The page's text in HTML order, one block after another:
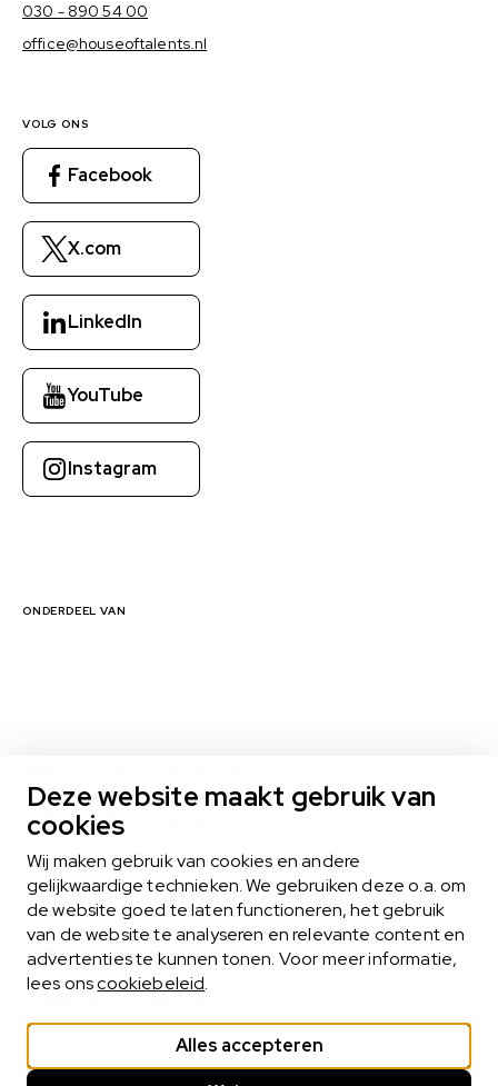
Deze website maakt gebruik van
cookies
Wij maken gebruik van cookies en andere
gelijkwaardige technieken. We gebruiken deze o.a. om
de website goed te laten functioneren, het gebruik
van de website te analyseren en relevante content en
advertenties te kunnen tonen. Voor meer informatie,
lees onscookiebeleid.
Alles accepteren
030 - 890 54 00
office@houseoftalents.nl
VOLG ONS
Facebook
X.com
LinkedIn
YouTube
Instagram
ONDERDEEL VAN
Bekijk alle domeinen
MIDLANCEN
Het midlance-model biedt het beste van twee werelden